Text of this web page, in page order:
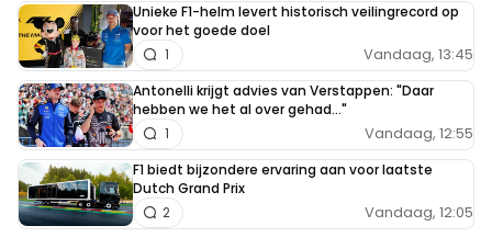
Unieke F1-helm levert historisch veilingrecord op
voor het goede doel
Vandaag, 13:45
1
Antonelli krijgt advies van Verstappen: "Daar
hebben we het al over gehad..."
Vandaag, 12:55
1
F1 biedt bijzondere ervaring aan voor laatste
Dutch Grand Prix
Vandaag, 12:05
2